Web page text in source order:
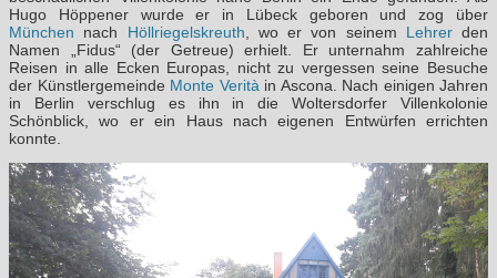
Hugo Höppener wurde er in Lübeck geboren und zog über
München nach Höllriegelskreuth , wo er von seinem Lehrerden
Namen „Fidus“ (der Getreue) erhielt. Er unternahm zahlreiche
Reisen in alle Ecken Europas, nicht zu vergessen seine Besuche
der Künstlergemeinde Monte Verità in Ascona. Nach einigen Jahren
in Berlin verschlug es ihn in die Woltersdorfer Villenkolonie
Schönblick, wo er ein Haus nach eigenen Entwürfen errichten
konnte.